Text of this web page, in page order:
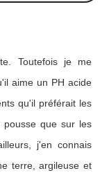
Toutefois je me
aime un PH acide
qu'il préférait les
que sur les
j'en connais
terre, argileuse et